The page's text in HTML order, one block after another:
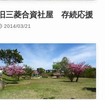
旧三菱合資社屋 存続応援
2014/03/21